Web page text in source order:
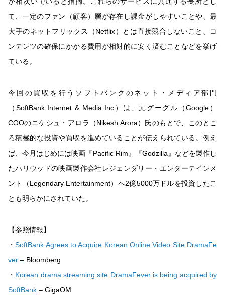
て、一定のファン（顧客）層が存在し課金がしやすいことや、最
大手のネットフリックス（Netflix）とは直接競合しないこと、コ
ンテンツの確保にかかる費用が相対的に安く済むことなどを挙げ
ている。
今回の買収を行うソフトバンクのネット・メディア部門
（SoftBank Internet & Media Inc）は、元グーグル（Google）
COOのニケシュ・アロラ（Nikesh Arora）氏のもとで、このとこ
ろ積極的な投資や買収を進めていることが伝えられている。例え
ば、今月はじめには映画『Pacific Rim』『Godzilla』などを製作し
たハリウッドの映画製作会社レジェンダリー・エンターテインメ
ント（Legendary Entertainment）へ2億5000万ドルを投資したこ
とも明らかにされていた。
【参照情報】
・SoftBank Agrees to Acquire Korean Online Video Site DramaFe
ver – Bloomberg
・ Korean drama streaming site DramaFever is being acquired by
SoftBank – GigaOM